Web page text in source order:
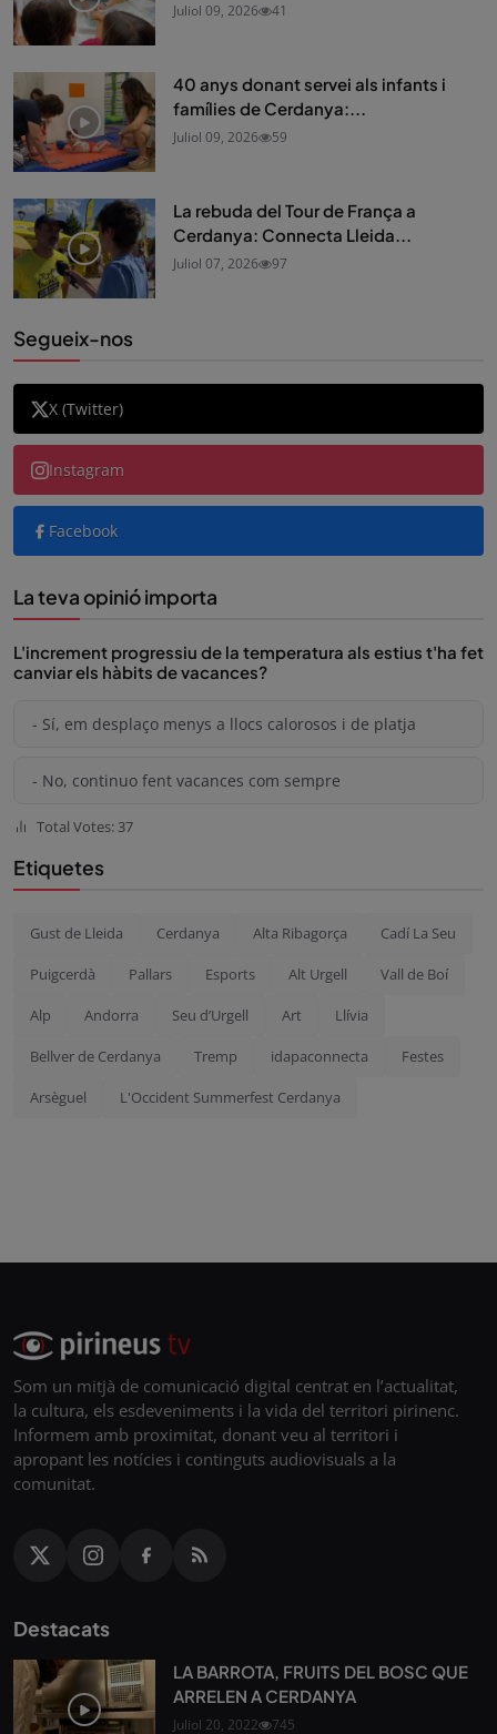
Juliol 09, 2026 41
40 anys donant servei als infants i
famílies de Cerdanya:...
Juliol 09, 2026 59
La rebuda del Tour de França a
Cerdanya: Connecta Lleida...
Juliol 07, 2026 97
Segueix-nos
X (Twitter)
Instagram
Facebook
La teva opinió importa
L'increment progressiu de la temperatura als estius t'ha fet
canviar els hàbits de vacances?
- Sí, em desplaço menys a llocs calorosos i de platja
- No, continuo fent vacances com sempre
Total Votes: 37
Etiquetes
Gust de Lleida Cerdanya Alta Ribagorça Cadí La Seu
Puigcerdà Pallars Esports Alt Urgell Vall de Boí
Alp Andorra Seu d’Urgell Art Llívia
Bellver de Cerdanya Tremp idapaconnecta Festes
Arsèguel L'Occident Summerfest Cerdanya
Som un mitjà de comunicació digital centrat en l’actualitat,
la cultura, els esdeveniments i la vida del territori pirinenc.
Informem amb proximitat, donant veu al territori i
apropant les notícies i continguts audiovisuals a la
comunitat.
Destacats
LA BARROTA, FRUITS DEL BOSC QUE
ARRELEN A CERDANYA
Juliol 20, 2022 745